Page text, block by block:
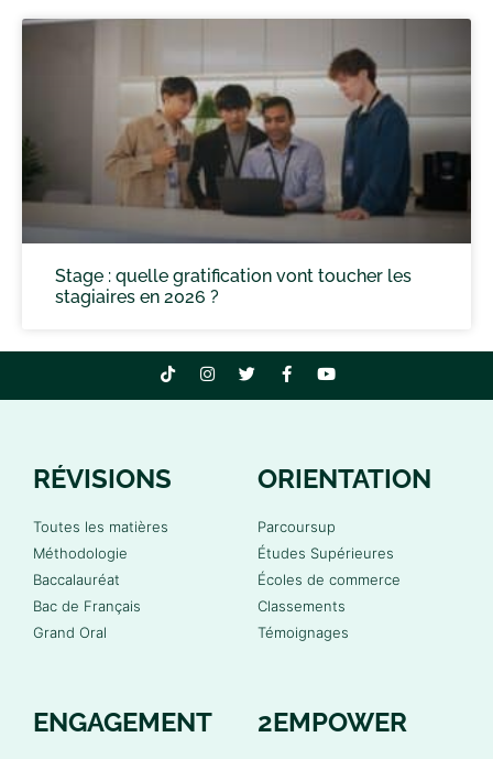
Stage : quelle gratification vont toucher les
stagiaires en 2026 ?
RÉVISIONS
Toutes les matières
Méthodologie
Baccalauréat
Bac de Français
Grand Oral
ORIENTATION
Parcoursup
Études Supérieures
Écoles de commerce
Classements
Témoignages
ENGAGEMENT 2EMPOWER